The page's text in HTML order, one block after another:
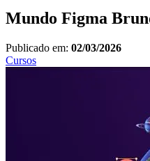
Mundo Figma
Publicado em: 02/03/2026
Cursos